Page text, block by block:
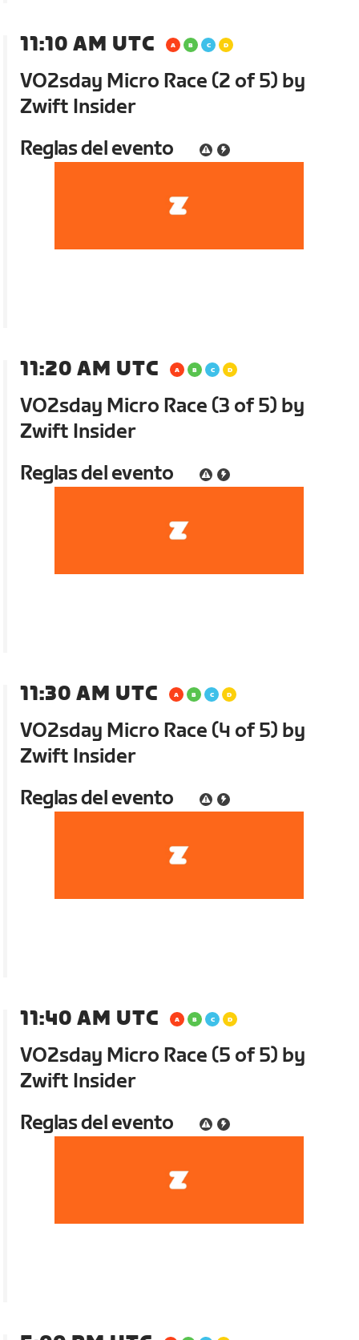
11:10 AM UTC
VO2sday Micro Race (2 of 5) by
Zwift Insider
Reglas del evento
11:20 AM UTC
VO2sday Micro Race (3 of 5) by
Zwift Insider
Reglas del evento
11:30 AM UTC
VO2sday Micro Race (4 of 5) by
Zwift Insider
Reglas del evento
11:40 AM UTC
VO2sday Micro Race (5 of 5) by
Zwift Insider
Reglas del evento